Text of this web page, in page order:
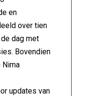
en
over tien
dag met
Bovendien
Nima
updates van